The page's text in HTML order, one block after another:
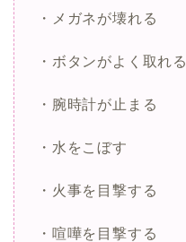
・メガネが壊れる
・ボタンがよく取れる
・腕時計が止まる
・水をこぼす
・火事を目撃する
・喧嘩を目撃する